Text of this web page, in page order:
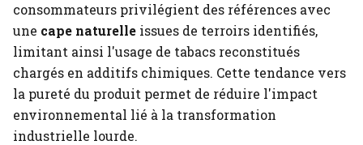
consommateurs privilégient des références avec
une cape naturelle issues de terroirs identifiés,
limitant ainsi l'usage de tabacs reconstitués
chargés en additifs chimiques. Cette tendance vers
la pureté du produit permet de réduire l'impact
environnemental lié à la transformation
industrielle lourde.